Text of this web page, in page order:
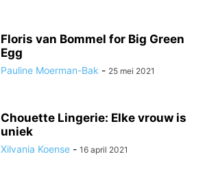
Floris van Bommel for Big Green
Egg
Pauline Moerman-Bak - 25 mei 2021
Chouette Lingerie: Elke vrouw is
uniek
Xilvania Koense - 16 april 2021